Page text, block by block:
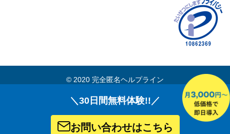
© 2020 完全匿名ヘルプライン
＼30日間無料体験!!／
お問い合わせはこちら